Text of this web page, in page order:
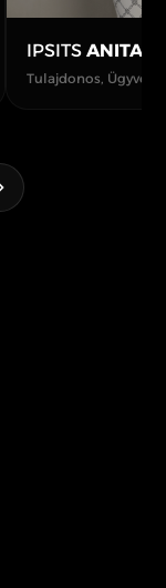
IPSITS ANITA
Tulajdonos,